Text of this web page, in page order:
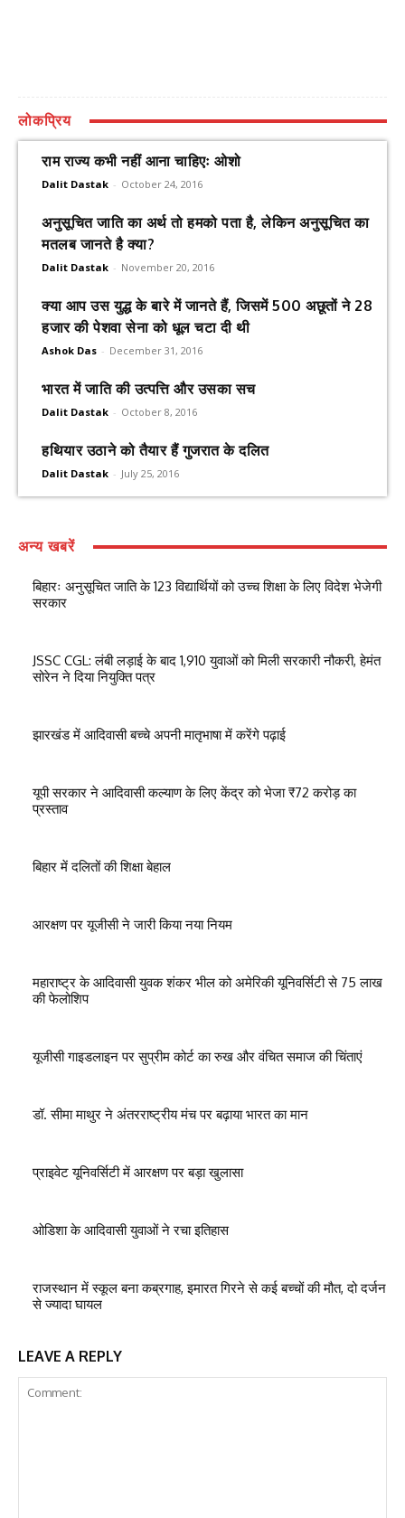
लोकप्रिय
राम राज्य कभी नहीं आना चाहिएः ओशो
Dalit Dastak - October 24, 2016
अनुसूचित जाति का अर्थ तो हमको पता है, लेकिन अनुसूचित का
मतलब जानते है क्या?
Dalit Dastak - November 20, 2016
क्या आप उस युद्ध के बारे में जानते हैं, जिसमें 500 अछूतों ने 28
हजार की पेशवा सेना को धूल चटा दी थी
Ashok Das - December 31, 2016
भारत में जाति की उत्पत्ति और उसका सच
Dalit Dastak - October 8, 2016
हथियार उठाने को तैयार हैं गुजरात के दलित
Dalit Dastak - July 25, 2016
अन्य खबरें
बिहारः अनुसूचित जाति के 123 विद्यार्थियों को उच्च शिक्षा के लिए विदेश भेजेगी
सरकार
JSSC CGL: लंबी लड़ाई के बाद 1,910 युवाओं को मिली सरकारी नौकरी, हेमंत
सोरेन ने दिया नियुक्ति पत्र
झारखंड में आदिवासी बच्चे अपनी मातृभाषा में करेंगे पढ़ाई
यूपी सरकार ने आदिवासी कल्याण के लिए केंद्र को भेजा ₹72 करोड़ का
प्रस्ताव
बिहार में दलितों की शिक्षा बेहाल
आरक्षण पर यूजीसी ने जारी किया नया नियम
महाराष्ट्र के आदिवासी युवक शंकर भील को अमेरिकी यूनिवर्सिटी से 75 लाख
की फेलोशिप
यूजीसी गाइडलाइन पर सुप्रीम कोर्ट का रुख और वंचित समाज की चिंताएं
डॉ. सीमा माथुर ने अंतरराष्ट्रीय मंच पर बढ़ाया भारत का मान
प्राइवेट यूनिवर्सिटी में आरक्षण पर बड़ा खुलासा
ओडिशा के आदिवासी युवाओं ने रचा इतिहास
राजस्थान में स्कूल बना कब्रगाह, इमारत गिरने से कई बच्चों की मौत, दो दर्जन
से ज्यादा घायल
LEAVE A REPLY